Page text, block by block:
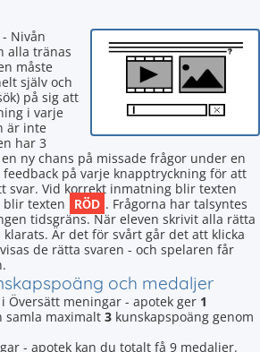
- Nivån
alla tränas
måste
själv och
på sig att
i varje
är inte
har 3
ny chans på missade frågor under en
på varje knapptryckning för att
svar. Vid korrekt inmatning blir texten
blir texten RÖD . Frågorna har talsyntes
tidsgräns. När eleven skrivit alla rätta
Är det för svårt går det att klicka
de rätta svaren - och spelaren får
och medaljer
Översätt meningar - apotek ger 1
samla maximalt 3 kunskapspoäng genom
- apotek kan du totalt få 9 medaljer.